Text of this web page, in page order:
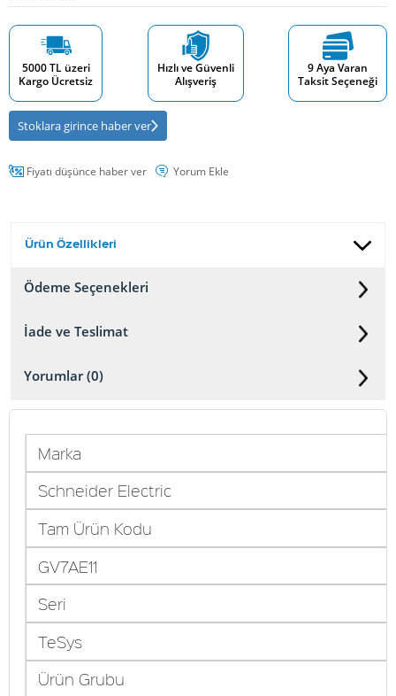
5000 TL üzeri
Kargo Ücretsiz
Hızlı ve Güvenli
Alışveriş
9 Aya Varan
Taksit Seçeneği
Stoklara girince haber ver
Fiyatı düşünce haber ver Yorum Ekle
Ürün Özellikleri
Ödeme Seçenekleri
İade ve Teslimat
Yorumlar (0)
Marka
Schneider Electric
Tam Ürün Kodu
GV7AE11
Seri
TeSys
Ürün Grubu